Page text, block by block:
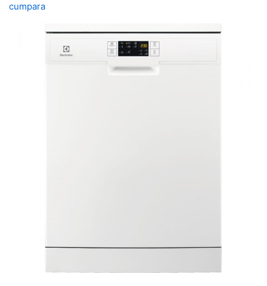
cumpara